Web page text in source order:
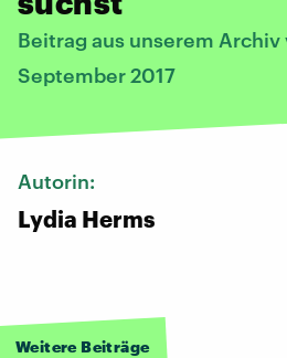
Beitrag aus unserem Archiv
September 2017
Autorin:
Lydia Herms
Weitere Beiträge